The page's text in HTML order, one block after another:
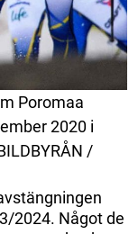
Poromaa
2020 i
/
2024. Något de